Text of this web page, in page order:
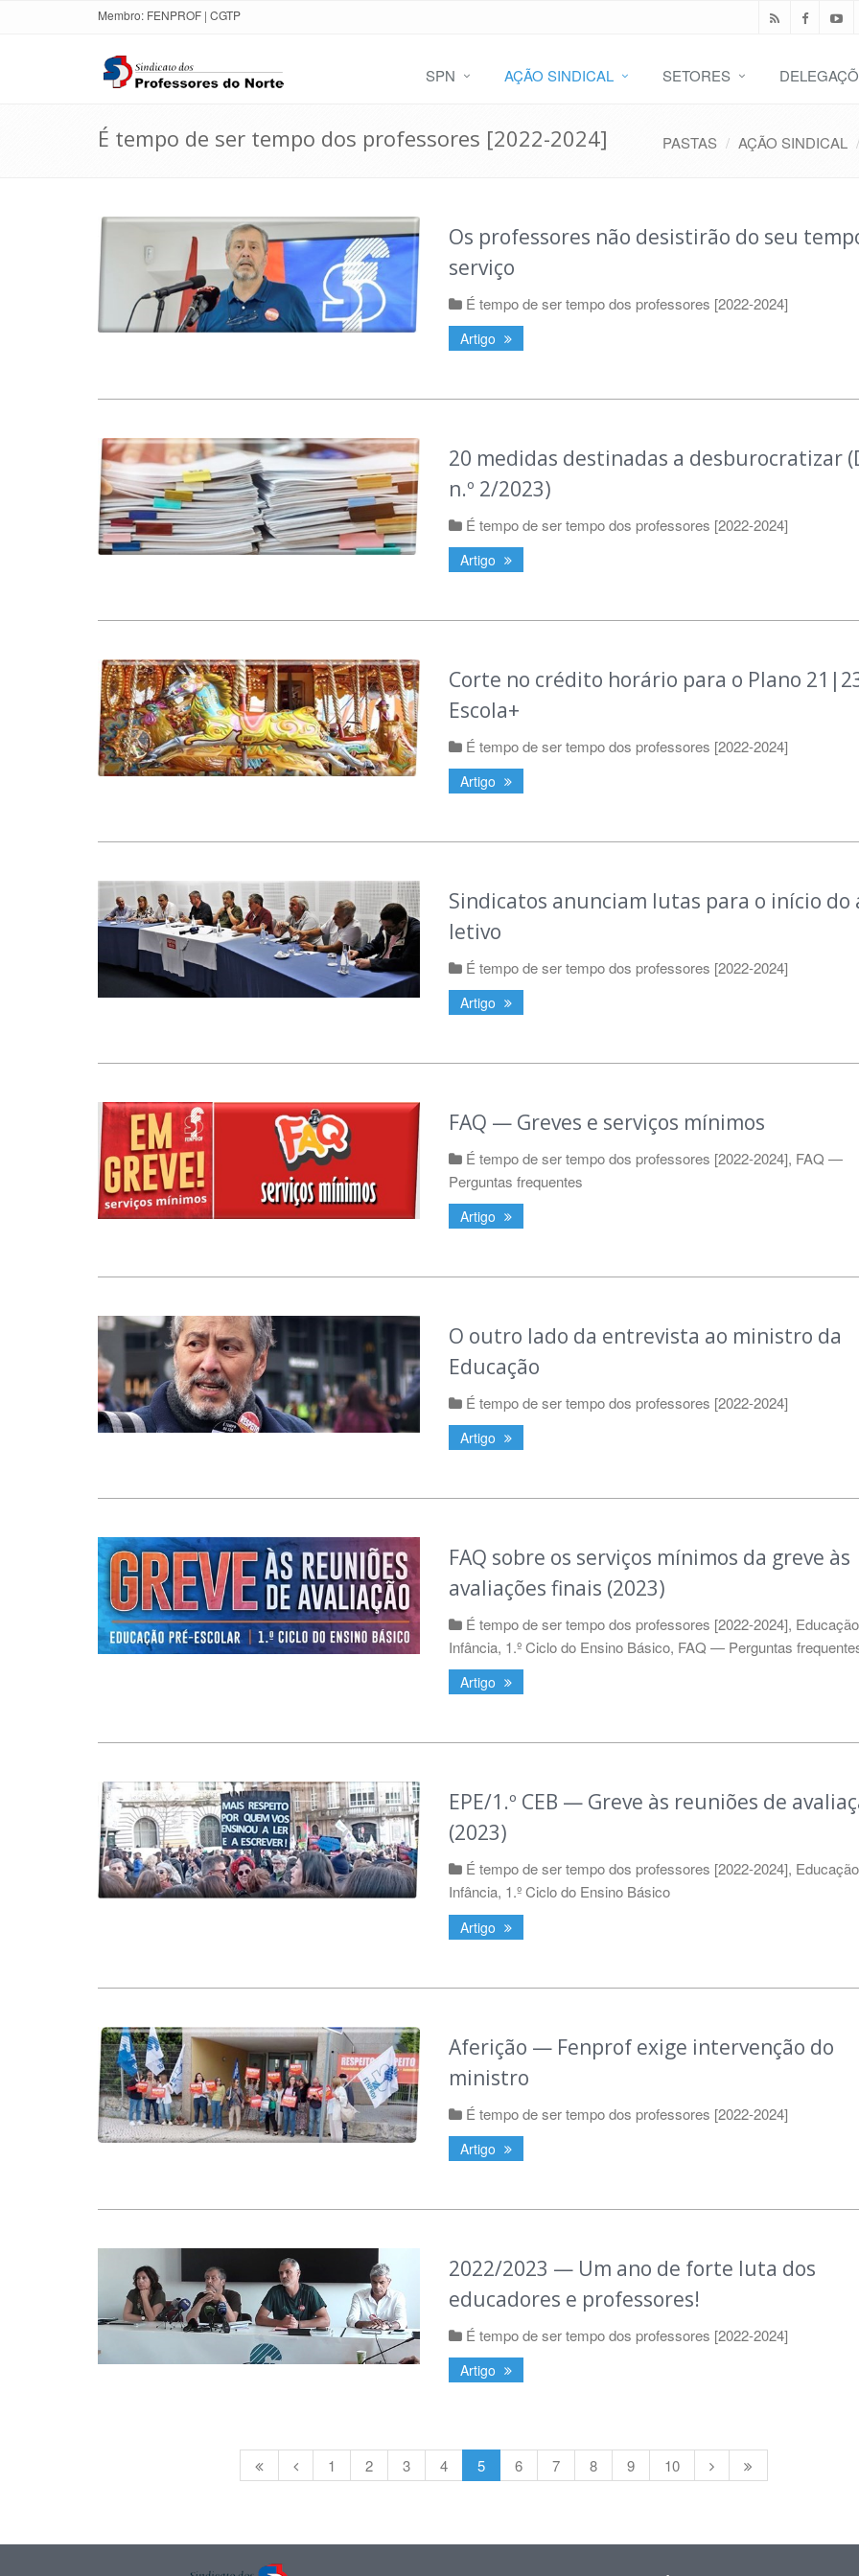
Membro: FENPROF | CGTP
SPN AÇÃO SINDICAL SETORES
É tempo de ser tempo dos professores [2022-2024] PASTAS AÇÃO SINDICAL
Os professores não desistirão do seu
serviço
É tempo de ser tempo dos professores [2022-2024]
Artigo
20 medidas destinadas a desburocratizar
n.º 2/2023)
É tempo de ser tempo dos professores [2022-2024]
Artigo
Corte no crédito horário para o Plano
Escola+
É tempo de ser tempo dos professores [2022-2024]
Artigo
Sindicatos anunciam lutas para o início do
letivo
É tempo de ser tempo dos professores [2022-2024]
Artigo
FAQ — Greves e serviços mínimos
É tempo de ser tempo dos professores [2022-2024], FAQ —
Perguntas frequentes
Artigo
O outro lado da entrevista ao ministro da
Educação
É tempo de ser tempo dos professores [2022-2024]
Artigo
FAQ sobre os serviços mínimos da greve às
avaliações finais (2023)
É tempo de ser tempo dos professores [2022-2024],
Infância, 1.º Ciclo do Ensino Básico, FAQ — Perguntas
Artigo
EPE/1.º CEB — Greve às reuniões de
(2023)
É tempo de ser tempo dos professores [2022-2024],
Infância, 1.º Ciclo do Ensino Básico
Artigo
Aferição — Fenprof exige intervenção do
ministro
É tempo de ser tempo dos professores [2022-2024]
Artigo
2022/2023 — Um ano de forte luta dos
educadores e professores!
É tempo de ser tempo dos professores [2022-2024]
Artigo
1 2 3 4 5 6 7 8 9 10